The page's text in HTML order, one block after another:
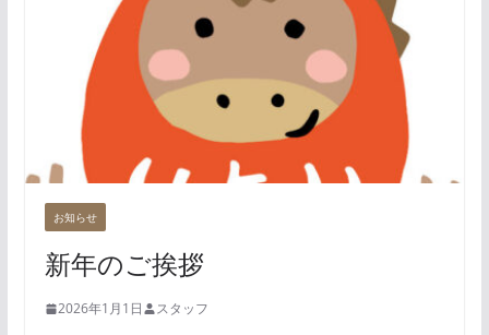
お知らせ
新年のご挨拶
2026年1月1日 スタッフ